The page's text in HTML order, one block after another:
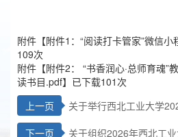
附件【附件1：“阅读打卡管家”微信
109次
附件【附件2： “书香润心·总师育魂”
读书目.pdf】已下载101次
上一页
关于举行西北工业大学
教职工骑自行车踏青游园活动的通知
下一页 关于组织2026年西北工